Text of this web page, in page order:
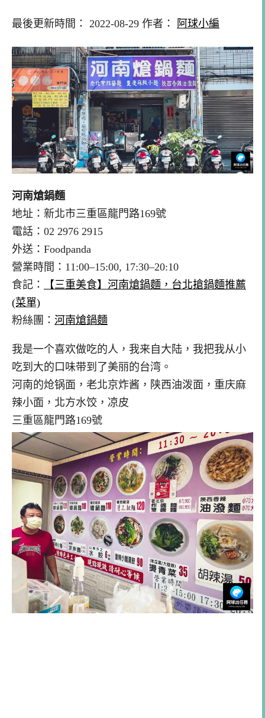
最後更新時間： 2022-08-29 作者： 阿球小編
河南熗鍋麵
地址：新北市三重區龍門路169號
電話：02 2976 2915
外送：Foodpanda
營業時間：11:00–15:00, 17:30–20:10
食記：
【三重美食】河南熗鍋麵，台北搶鍋麵推薦
(菜單)
粉絲團： 河南熗鍋麵
我是一个喜欢做吃的人，我来自大陆，我把我从小
吃到大的口味带到了美丽的台湾。
河南的炝锅面，老北京炸酱，陕西油泼面，重庆麻
辣小面，北方水饺，凉皮
三重區龍門路169號